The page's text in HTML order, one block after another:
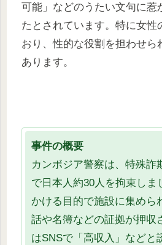
可能」などのうたい文句に惹
たとされています。特に女性
おり、性的な役割を担わせら
あります。
事件の概要
カンボジア警察は、特殊詐
で日本人約30人を拘束しま
かける目的で施設に集めら
話や名簿などの証拠が押収
はSNSで「高収入」などと